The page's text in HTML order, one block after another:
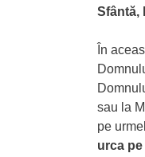
Sfântă,
În
sau la
pe
urca